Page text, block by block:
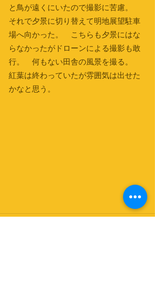
と鳥が遠くにいたので撮影に苦慮。
それで夕景に切り替えて明地展望駐車
場へ向かった。　こちらも夕景にはな
らなかったがドローンによる撮影も敢
行。　何もない田舎の風景を撮る。
紅葉は終わっていたが雰囲気は出せた
かなと思う。